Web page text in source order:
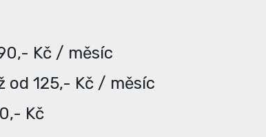
Kč / měsíc
od 125,- Kč / měsíc
Kč